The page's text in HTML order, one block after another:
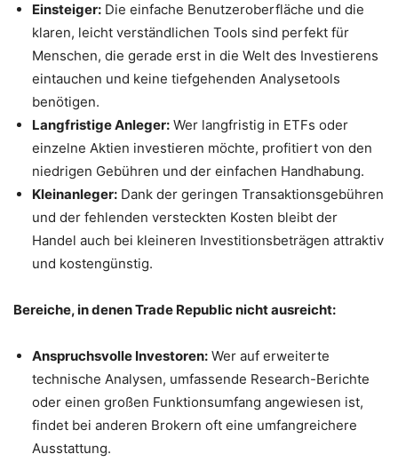
Einsteiger: Die einfache Benutzeroberfläche und die
klaren, leicht verständlichen Tools sind perfekt für
Menschen, die gerade erst in die Welt des Investierens
eintauchen und keine tiefgehenden Analysetools
benötigen.
Langfristige Anleger: Wer langfristig in ETFs oder
einzelne Aktien investieren möchte, profitiert von den
niedrigen Gebühren und der einfachen Handhabung.
Kleinanleger: Dank der geringen Transaktionsgebühren
und der fehlenden versteckten Kosten bleibt der
Handel auch bei kleineren Investitionsbeträgen attraktiv
und kostengünstig.
Bereiche, in denen Trade Republic nicht ausreicht:
Anspruchsvolle Investoren: Wer auf erweiterte
technische Analysen, umfassende Research-Berichte
oder einen großen Funktionsumfang angewiesen ist,
findet bei anderen Brokern oft eine umfangreichere
Ausstattung.